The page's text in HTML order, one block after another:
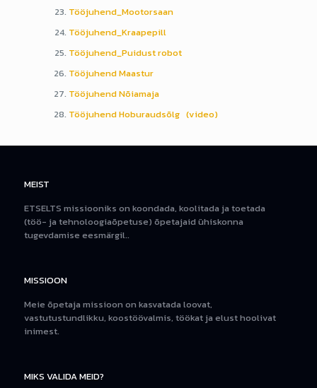
Tööjuhend_Mootorsaan
Tööjuhend_Kraapepill
Tööjuhend_Puidust robot
Tööjuhend Maastur
Tööjuhend Nõiamaja
Tööjuhend Hoburaudsõlg (video)
MEIST
ETSELTS missiooniks on koondada, koolitada ja toetada
(töö- ja tehnoloogiaõpetuse) õpetajaid ühiskonna
tugevdamise eesmärgil..
MISSIOON
Meie õpetaja missioon on kasvatada loovat,
vastutustundlikku, koostöövalmis, töökat ja elust hoolivat
inimest.
MIKS VALIDA MEID?